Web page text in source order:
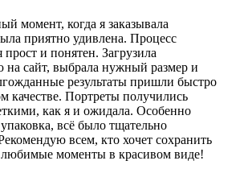
момент, когда я заказывала
приятно удивлена. Процесс
и понятен. Загрузила
на сайт, выбрала нужный размер и
результаты пришли быстро
качестве. Портреты получились
как я и ожидала. Особенно
всё было тщательно
всем, кто хочет сохранить
моменты в красивом виде!